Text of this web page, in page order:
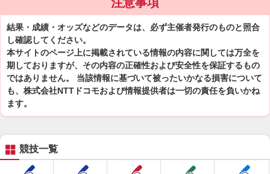
結果・成績・オッズなどのデータは、必ず主催者発行のものと照合
し確認してください。
本サイトのページ上に掲載されている情報の内容に関しては万全を
期しておりますが、その内容の正確性および安全性を保証するもの
ではありません。 当該情報に基づいて被ったいかなる損害について
も、株式会社NTTドコモおよび情報提供者は一切の責任を負いかね
ます。
競技一覧